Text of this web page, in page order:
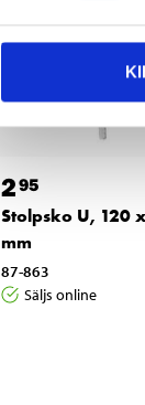
295
Stolpsko U, 120
mm
87-863
Säljs online